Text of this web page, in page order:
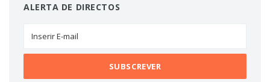
ALERTA DE DIRECTOS